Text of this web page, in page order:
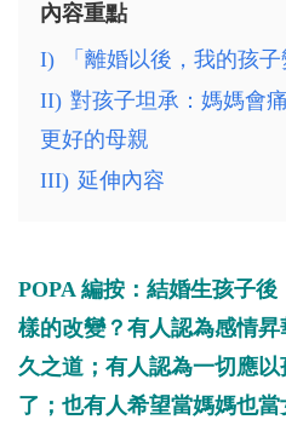
內容重點
I)
「離婚以後，我的孩
II) 對孩子坦承：媽媽會
更好的母親
III) 延伸內容
POPA 編按：結婚生孩子
樣的改變？有人認為感情
久之道；有人認為一切應
了；也有人希望當媽媽也